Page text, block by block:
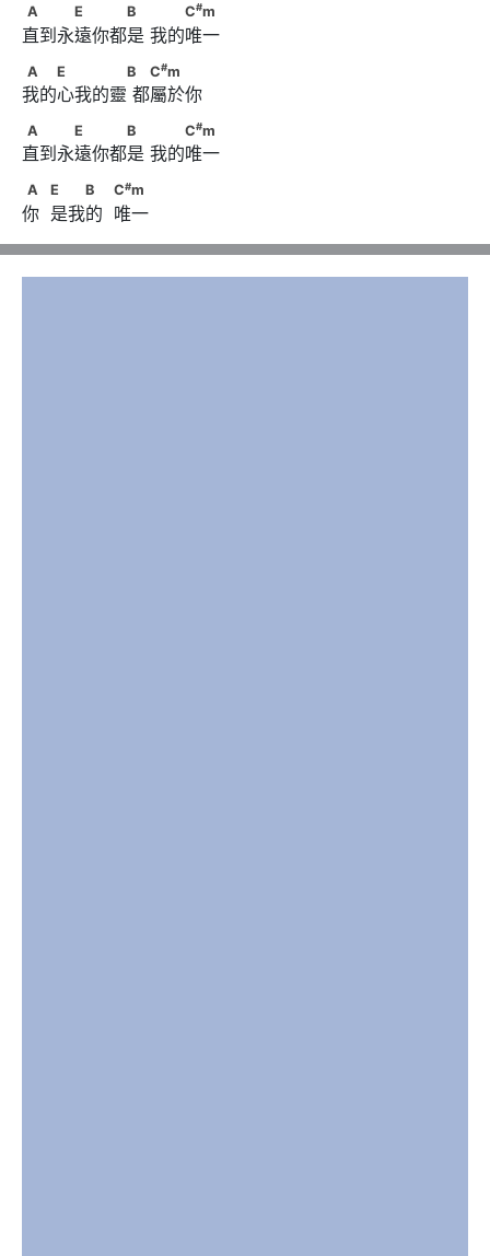
A　　　E　　　B　      　　C
A E B C#m
直到永遠你都是 我的唯一
A　　E　　　　B      　C
A E B C#m
我的心我的靈 都屬於你
A　　　E　　　B　      　　C
A E B C#m
直到永遠你都是 我的唯一
A　            E　　B　            C
A E B C#m
你  是我的  唯一